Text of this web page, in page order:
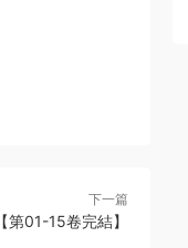
下一篇
第01-15卷完結】